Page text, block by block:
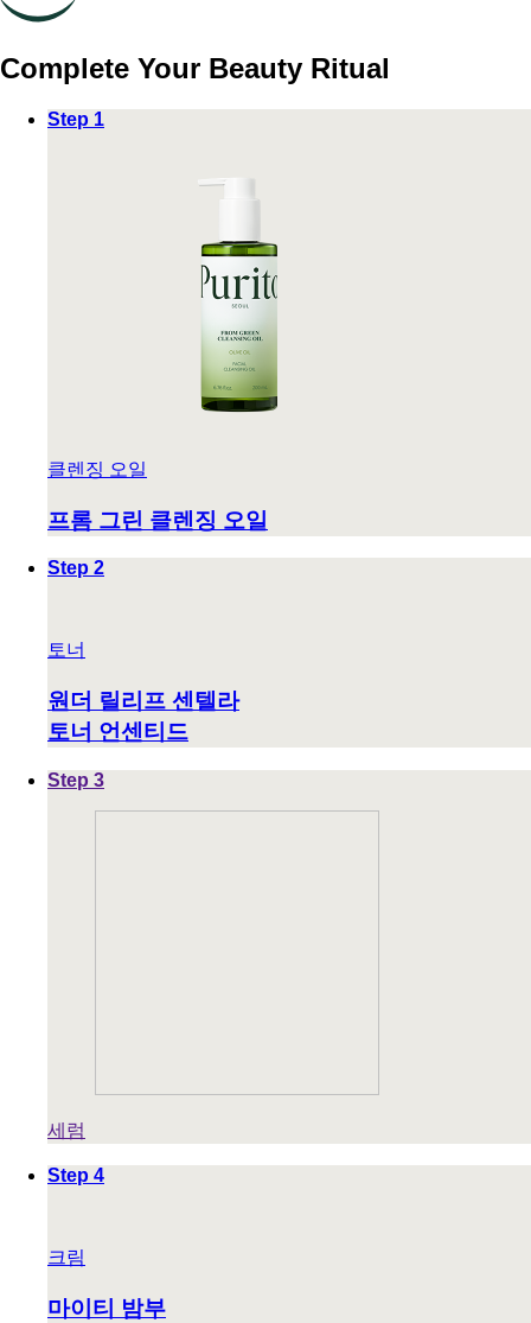
Complete Your Beauty Ritual
Step 1
클렌징 오일
프롬 그린 클렌징 오일
Step 2
토너
원더 릴리프 센텔라
토너 언센티드
Step 3
세럼
Step 4
크림
마이티 밤부